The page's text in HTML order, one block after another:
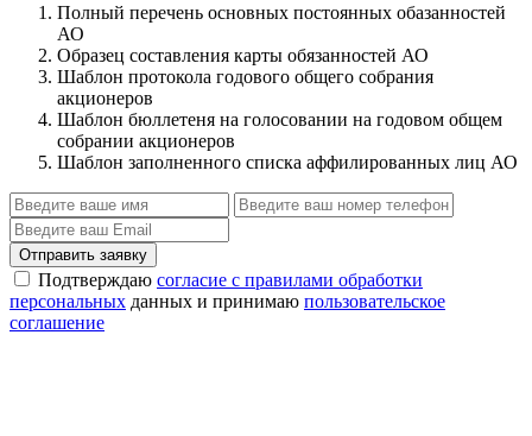
Полный перечень основных постоянных обазанностей
АО
Образец составления карты обязанностей АО
Шаблон протокола годового общего собрания
акционеров
Шаблон бюллетеня на голосовании на годовом общем
собрании акционеров
Шаблон заполненного списка аффилированных лиц АО
Отправить заявку
Подтверждаю согласие с правилами обработки
персональных данных и принимаю пользовательское
соглашение